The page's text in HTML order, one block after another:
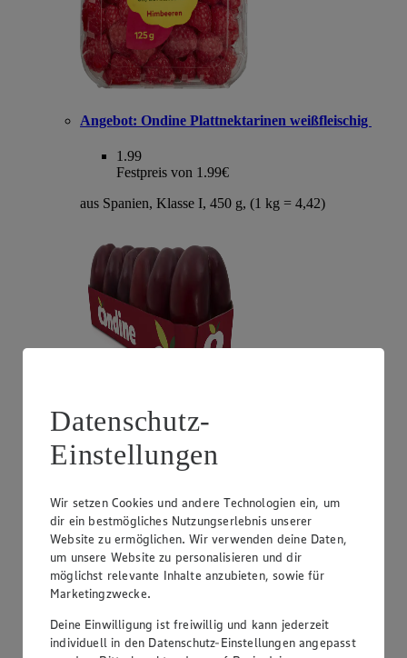
Angebot: Ondine Plattnektarinen weißfleischig
1.99
Festpreis von 1.99€
aus Spanien, Klasse I, 450 g, (1 kg = 4,42)
Angebot:Unsere Heimat Zucchini
1.49
aus Süddeutschland, Klasse I, 1 kg
Datenschutz-
Einstellungen
Wir setzen Cookies und andere Technologien ein, um
dir ein bestmögliches Nutzungserlebnis unserer
Website zu ermöglichen. Wir verwenden deine Daten,
um unsere Website zu personalisieren und dir
möglichst relevante Inhalte anzubieten, sowie für
Marketingzwecke.
Deine Einwilligung ist freiwillig und kann jederzeit
individuell in den Datenschutz-Einstellungen angepasst